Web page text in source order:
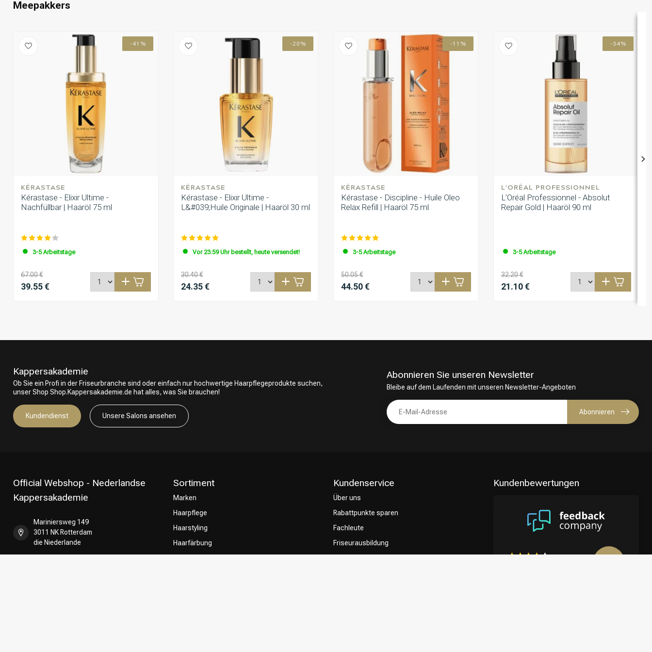
Meepakkers
-41%
KÉRASTASE
Kérastase - Elixir Ultime -
Nachfüllbar | Haaröl 75 ml
3-5 Arbeitstage
67.00 €
39.55 €
-20%
KÉRASTASE
Kérastase - Elixir Ultime -
L&#039;Huile Originale | Haaröl 30 ml
Vor 23:59 Uhr bestellt, heute versendet!
30.40 €
24.35 €
-11%
KÉRASTASE
Kérastase - Discipline - Huile Oleo
Relax Refill | Haaröl 75 ml
3-5 Arbeitstage
50.05 €
44.50 €
-34%
L'ORÉAL PROFESSIONNEL
L’Oréal Professionnel - Absolut
Repair Gold | Haaröl 90 ml
3-5 Arbeitstage
32.20 €
21.10 €
Kappersakademie
Ob Sie ein Profi in der Friseurbranche sind oder einfach nur hochwertige Haarpflegeprodukte suchen,
unser Shop Shop.Kappersakademie.de hat alles, was Sie brauchen!
Kundendienst Unsere Salons ansehen
Abonnieren Sie unseren Newsletter
Bleibe auf dem Laufenden mit unseren Newsletter-Angeboten
Abonnieren
Official Webshop - Nederlandse
Kappersakademie
Mariniersweg 149
3011 NK Rotterdam
die Niederlande
Sortiment
Marken
Haarpflege
Haarstyling
Haarfärbung
Kundenservice
Über uns
Rabattpunkte sparen
Fachleute
Friseurausbildung
Kundenbewertungen